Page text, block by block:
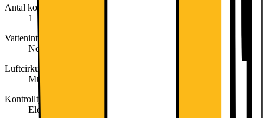
Antal kompressorer
1
Vattenintag
Nej
Luftcirkulation
Multiflow
Kontrolltyp
Elektronisk